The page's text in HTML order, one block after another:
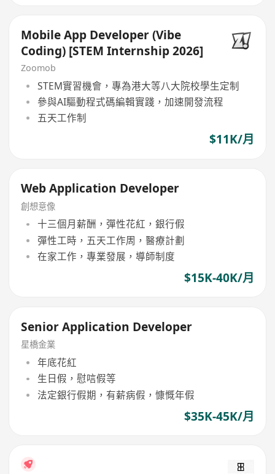
Mobile App Developer (Vibe
Coding) [STEM Internship 2026]
Zoomob
STEM實習機會，專為港大等八大院校學生定制
參與AI驅動程式碼編輯實踐，加速開發流程
五天工作制
$11K/月
Web Application Developer
創想意像
十三個月薪酬，彈性花紅，銀行假
彈性工時，五天工作周，醫療計劃
在家工作，專業發展，導師制度
$15K-40K/月
Senior Application Developer
星橋金業
年底花紅
生日假，慰唁假等
法定銀行假期，有薪病假，慷慨年假
$35K-45K/月